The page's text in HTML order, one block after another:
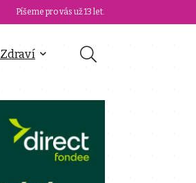
Píšeme pro vás už 13 let.
Zdraví